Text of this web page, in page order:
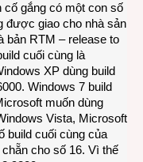
cố gắng có một con số
được giao cho nhà sản
bản RTM – release to
cuối cùng là
XP dùng build
Windows 7 build
muốn dùng
Vista, Microsoft
build cuối cùng của
cho số 16. Vì thế